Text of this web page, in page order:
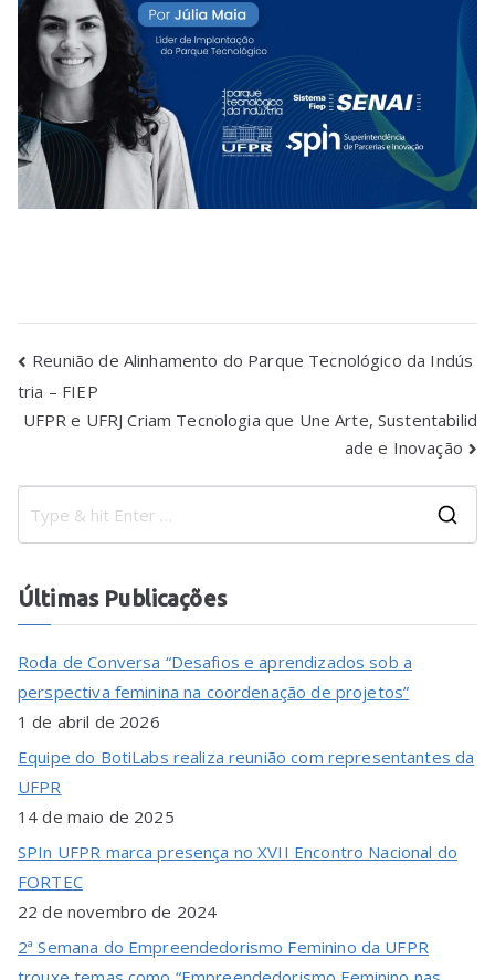
Reunião de Alinhamento do Parque Tecnológico da Indús
tria – FIEP
UFPR e UFRJ Criam Tecnologia que Une Arte, Sustentabilid
ade e Inovação
Últimas Publicações
Roda de Conversa “Desafios e aprendizados sob a
perspectiva feminina na coordenação de projetos”
1 de abril de 2026
Equipe do BotiLabs realiza reunião com representantes da
UFPR
14 de maio de 2025
SPIn UFPR marca presença no XVII Encontro Nacional do
FORTEC
22 de novembro de 2024
2ª Semana do Empreendedorismo Feminino da UFPR